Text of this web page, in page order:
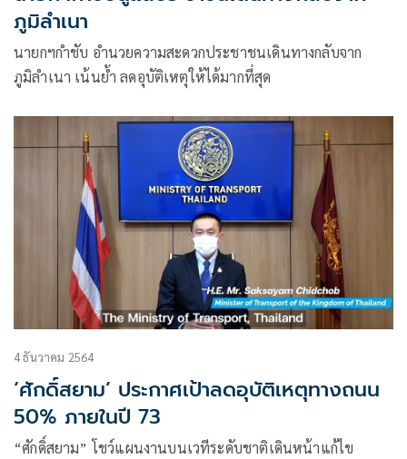
ภูมิลำเนา
นายกฯกำชับ อำนวยความสะดวกประชาชนเดินทางกลับจาก
ภูมิลำเนา เน้นย้ำ ลดอุบัติเหตุให้ได้มากที่สุด
4 ธันวาคม 2564
‘ศักดิ์สยาม’ ประกาศเป้าลดอุบัติเหตุทางถนน
50% ภายในปี 73
“ศักดิ์สยาม” โชว์แผนงานบนเวทีระดับชาติเดินหน้าแก้ไข